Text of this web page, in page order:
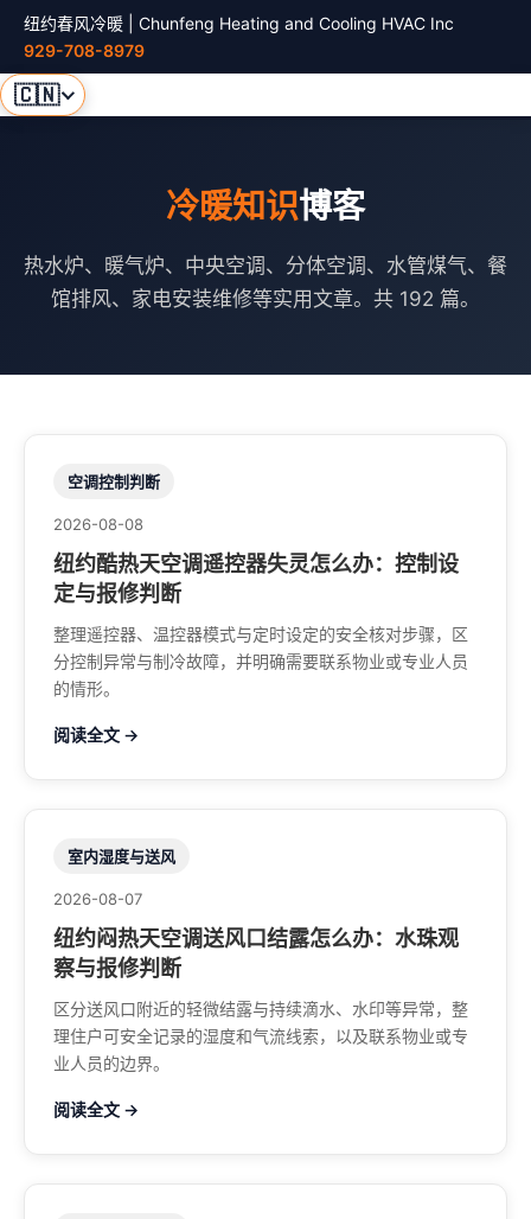
纽约春风冷暖 | Chunfeng Heating and Cooling HVAC Inc
929-708-8979
🇨🇳
冷暖知识博客
热水炉、暖气炉、中央空调、分体空调、水管煤气、餐
馆排风、家电安装维修等实用文章。共 192 篇。
空调控制判断
2026-08-08
纽约酷热天空调遥控器失灵怎么办：控制设
定与报修判断
整理遥控器、温控器模式与定时设定的安全核对步骤，区
分控制异常与制冷故障，并明确需要联系物业或专业人员
的情形。
阅读全文 →
室内湿度与送风
2026-08-07
纽约闷热天空调送风口结露怎么办：水珠观
察与报修判断
区分送风口附近的轻微结露与持续滴水、水印等异常，整
理住户可安全记录的湿度和气流线索，以及联系物业或专
业人员的边界。
阅读全文 →